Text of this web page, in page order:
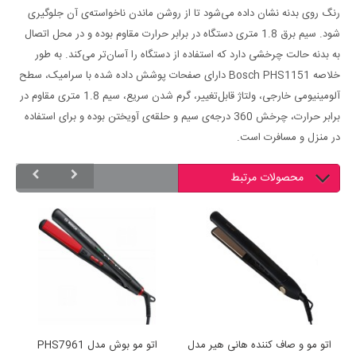
رنگ روی بدنه نشان داده می‌شود تا از روشن ماندن ناخواسته‌ی آن جلوگیری
شود. سیم برق 1.8 متری دستگاه در برابر حرارت مقاوم بوده و در محل اتصال
به بدنه حالت چرخشی دارد که استفاده از دستگاه را آسان‌تر می‌کند. به طور
خلاصه Bosch PHS1151 دارای صفحات پوشش داده شده با سرامیک، سطح
آلومینیومی خارجی، ولتاژ قابل‌تغییر، گرم شدن سریع، سیم 1.8 متری مقاوم در
برابر حرارت، چرخش 360 درجه‌ی سیم و حلقه‌ی آویختن بوده و برای استفاده
در منزل و مسافرت است.
محصولات مرتبط
اتو مو بوش مدل PHS7961
اتو مو و صاف کننده هانی هیر مدل